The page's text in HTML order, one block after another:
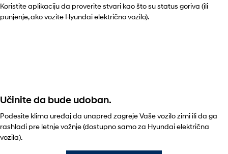
Koristite aplikaciju da proverite stvari kao što su status goriva (ili
punjenje, ako vozite Hyundai električno vozilo).
Učinite da bude udoban.
Podesite klima uređaj da unapred zagreje Vaše vozilo zimi ili da ga
rashladi pre letnje vožnje (dostupno samo za Hyundai električna
vozila).